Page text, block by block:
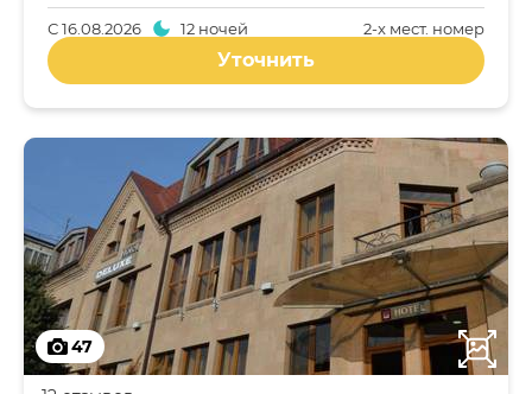
2-x мест. номер
С16.08.2026 12 ночей
Уточнить
47